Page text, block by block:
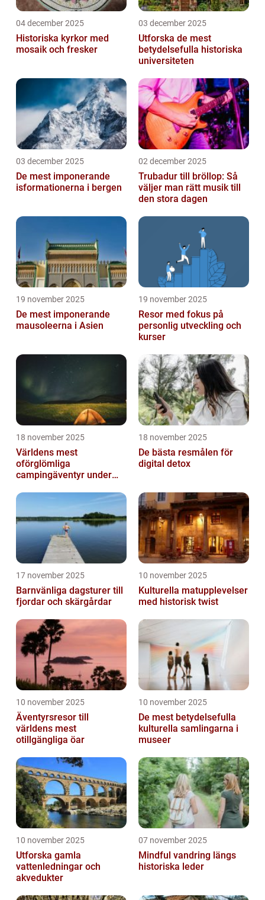
04 december 2025
Historiska kyrkor med
mosaik och fresker
03 december 2025
Utforska de mest
betydelsefulla historiska
universiteten
03 december 2025
De mest imponerande
isformationerna i bergen
02 december 2025
Trubadur till bröllop: Så
väljer man rätt musik till
den stora dagen
19 november 2025
De mest imponerande
mausoleerna i Asien
19 november 2025
Resor med fokus på
personlig utveckling och
kurser
18 november 2025
Världens mest
oförglömliga
campingäventyr under
18 november 2025
De bästa resmålen för
digital detox
17 november 2025
Barnvänliga dagsturer till
fjordar och skärgårdar
10 november 2025
Kulturella matupplevelser
med historisk twist
10 november 2025
Äventyrsresor till
världens mest
otillgängliga öar
10 november 2025
De mest betydelsefulla
kulturella samlingarna i
museer
10 november 2025
Utforska gamla
vattenledningar och
akvedukter
07 november 2025
Mindful vandring längs
historiska leder